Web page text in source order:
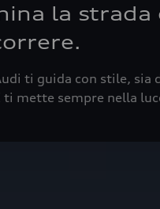
la strada
ti guida con stile, sia
ti mette sempre nella